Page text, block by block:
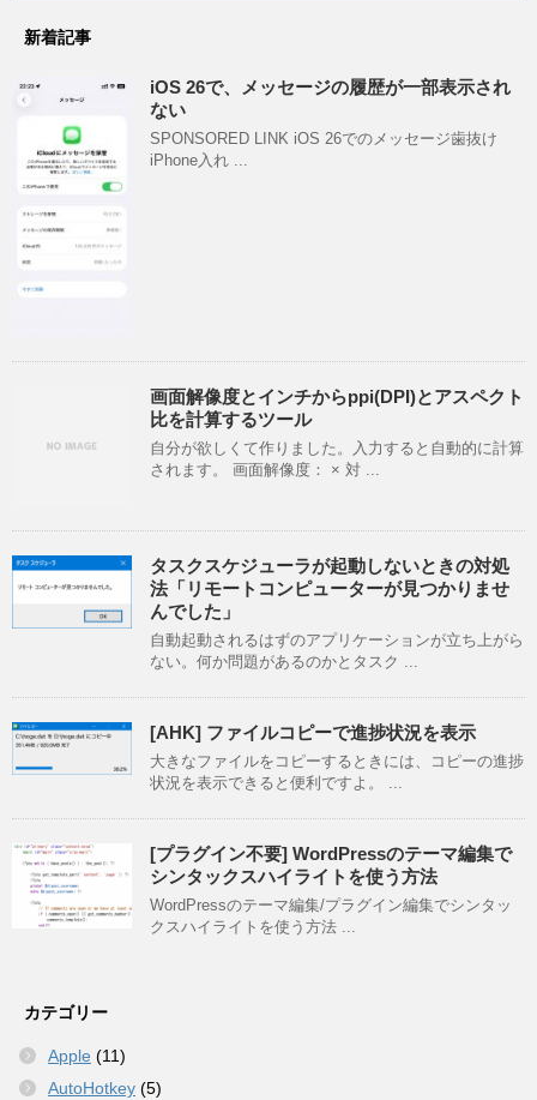
新着記事
iOS 26で、メッセージの履歴が一部表示され
ない
SPONSORED LINK iOS 26でのメッセージ歯抜け
iPhone入れ ...
画面解像度とインチからppi(DPI)とアスペクト
比を計算するツール
自分が欲しくて作りました。入力すると自動的に計算
されます。 画面解像度： × 対 ...
タスクスケジューラが起動しないときの対処
法「リモートコンピューターが見つかりませ
んでした」
自動起動されるはずのアプリケーションが立ち上がら
ない。何か問題があるのかとタスク ...
[AHK] ファイルコピーで進捗状況を表示
大きなファイルをコピーするときには、コピーの進捗
状況を表示できると便利ですよ。 ...
[プラグイン不要] WordPressのテーマ編集で
シンタックスハイライトを使う方法
WordPressのテーマ編集/プラグイン編集でシンタッ
クスハイライトを使う方法 ...
カテゴリー
Apple (11)
AutoHotkey (5)